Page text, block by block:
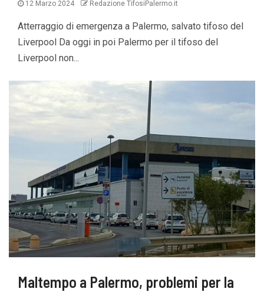
12 Marzo 2024 Redazione TifosiPalermo.it
Atterraggio di emergenza a Palermo, salvato tifoso del
Liverpool Da oggi in poi Palermo per il tifoso del
Liverpool non...
Maltempo a Palermo, problemi per la